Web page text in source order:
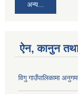
अन्य...
ऐन, कानुन तथा
विगु गाउँपालिकामा